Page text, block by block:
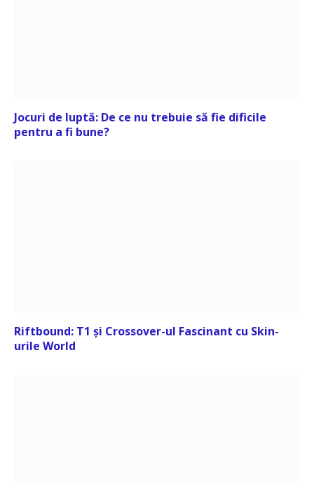
Jocuri de luptă: De ce nu trebuie să fie dificile
pentru a fi bune?
Riftbound: T1 și Crossover-ul Fascinant cu Skin-
urile World